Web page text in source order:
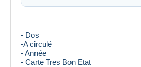
- Dos
-A circulé
- Année
- Carte Tres Bon Etat